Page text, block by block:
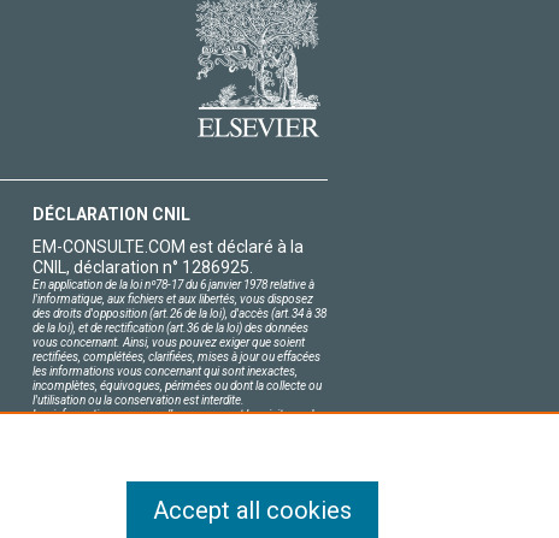
DÉCLARATION CNIL
EM-CONSULTE.COM est déclaré à la
CNIL, déclaration n° 1286925.
En application de la loi nº78-17 du 6 janvier 1978 relative à
l'informatique, aux fichiers et aux libertés, vous disposez
des droits d'opposition (art.26 de la loi), d'accès (art.34 à 38
de la loi), et de rectification (art.36 de la loi) des données
vous concernant. Ainsi, vous pouvez exiger que soient
rectifiées, complétées, clarifiées, mises à jour ou effacées
les informations vous concernant qui sont inexactes,
incomplètes, équivoques, périmées ou dont la collecte ou
l'utilisation ou la conservation est interdite.
Les informations personnelles concernant les visiteurs de
Accept all cookies